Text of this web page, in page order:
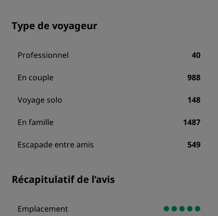
Type de voyageur
Professionnel 40
En couple 988
Voyage solo 148
En famille 1487
Escapade entre amis 549
Récapitulatif de l’avis
Emplacement